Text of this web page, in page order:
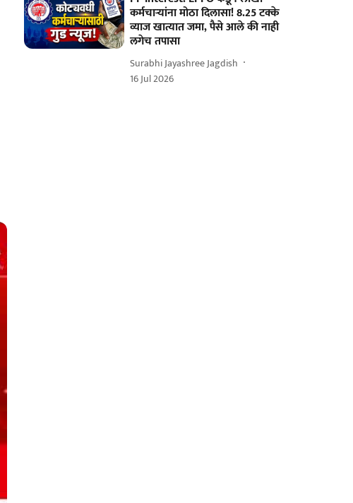
कर्मचाऱ्यांना मोठा दिलासा! 8.25 टक्के
व्याज खात्यात जमा, पैसे आले की नाही
लगेच तपासा
Surabhi Jayashree Jagdish
16 Jul 2026